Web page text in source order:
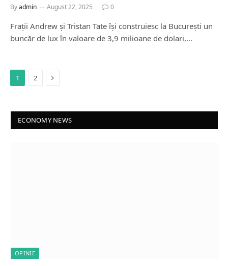
Byadmin August 22, 2025 0
Frații Andrew și Tristan Tate își construiesc la București un
buncăr de lux în valoare de 3,9 milioane de dolari,…
1 2 Next
ECONOMY NEWS
OPINIE